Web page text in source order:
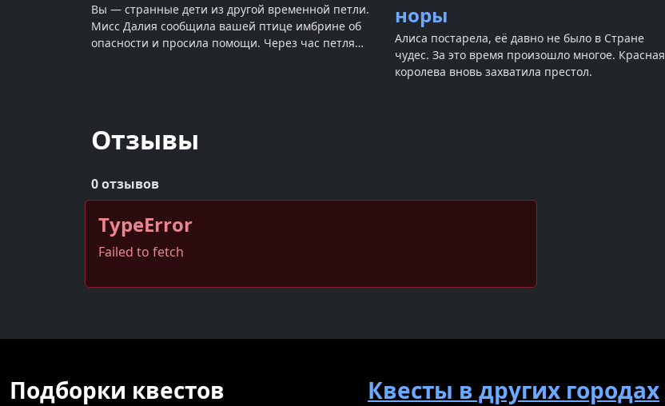
Вы — странные дети из другой временной петли.
Мисс Далия сообщила вашей птице имбрине об
опасности и просила помощи. Через час петля
норы
Алиса постарела, её давно не было в Стране
чудес. За это время произошло многое. Красная
королева вновь захватила престол.
Отзывы
0 отзывов
TypeError
Failed to fetch
Подборки квестов Квесты в других городах